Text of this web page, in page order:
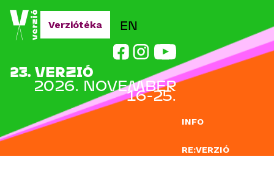
Jump to navigation
INFO
RE:VERZIÓ
EN
23. VERZIÓ
2026. NOVEMBER
16-25.
Verziótéka